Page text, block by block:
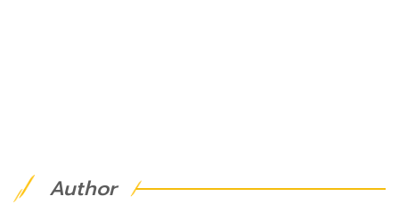
Author